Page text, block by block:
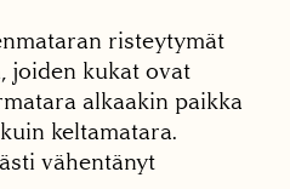
risteytymät
joiden kukat ovat
alkaakin paikka
keltamatara.
vähentänyt